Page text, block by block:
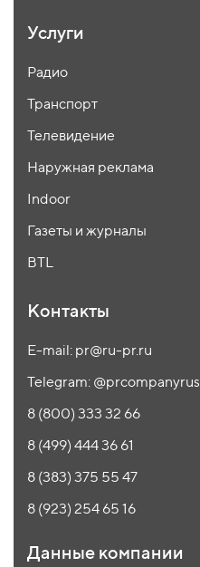
Услуги
Радио
Транспорт
Телевидение
Наружная реклама
Indoor
Газеты и журналы
BTL
Контакты
E-mail: pr@ru-pr.ru
Telegram: @prcompanyrus
8 (800) 333 32 66
8 (499) 444 36 61
8 (383) 375 55 47
8 (923) 254 65 16
Данные компании